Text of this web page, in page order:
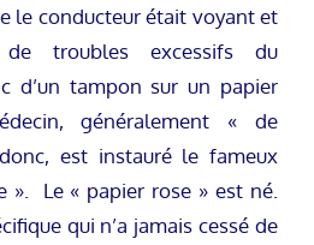
le conducteur était voyant et
troubles excessifs du
d’un tampon sur un papier
généralement « de
est instauré le fameux
». Le « papier rose » est né.
qui n’a jamais cessé de